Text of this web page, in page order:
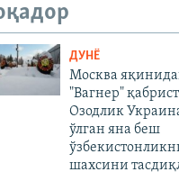
ДУНË
Москва
"Вагнер"
Озодлик
ўлган яна беш
шахсини